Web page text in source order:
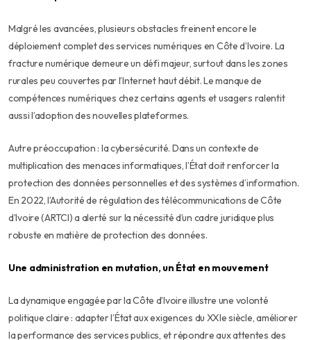
Malgré les avancées, plusieurs obstacles freinent encore le
déploiement complet des services numériques en Côte d’Ivoire. La
fracture numérique demeure un défi majeur, surtout dans les zones
rurales peu couvertes par l’Internet haut débit. Le manque de
compétences numériques chez certains agents et usagers ralentit
aussi l’adoption des nouvelles plateformes.
Autre préoccupation : la cybersécurité. Dans un contexte de
multiplication des menaces informatiques, l’État doit renforcer la
protection des données personnelles et des systèmes d’information.
En 2022, l’Autorité de régulation des télécommunications de Côte
d’Ivoire (ARTCI) a alerté sur la nécessité d’un cadre juridique plus
robuste en matière de protection des données.
Une administration en mutation, un État en mouvement
La dynamique engagée par la Côte d’Ivoire illustre une volonté
politique claire : adapter l’État aux exigences du XXIe siècle, améliorer
la performance des services publics, et répondre aux attentes des